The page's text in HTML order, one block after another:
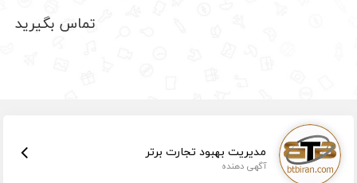
تماس بگیرید
مدیریت بهبود تجارت برتر
آگهی دهنده